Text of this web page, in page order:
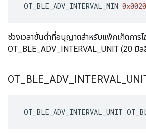
OT_BLE_ADV_INTERVAL_MIN 0x0020
ช่วงเวลาขั้นต่ำที่อนุญาตสำหรับแพ็กเก็ตการ
OT_BLE_ADV_INTERVAL_UNIT (20 มิ
OT BLE ADV INTERVAL
OT_BLE_ADV_INTERVAL_UNIT